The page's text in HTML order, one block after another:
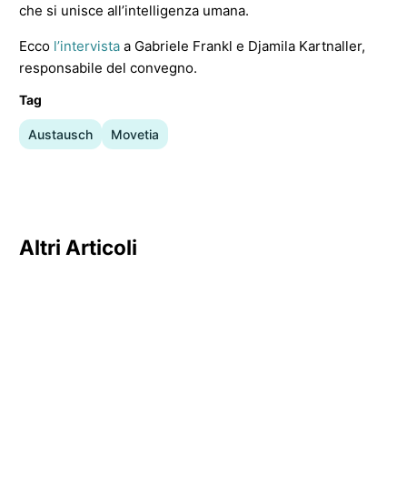
che si unisce all’intelligenza umana.
Ecco l’intervistaa Gabriele Frankl e Djamila Kartnaller,
responsabile del convegno.
Tag
Austausch Movetia
Altri Articoli